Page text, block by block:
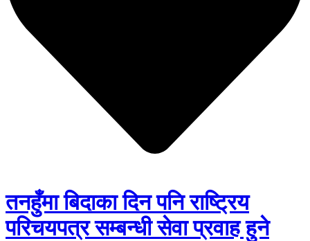
तनहुँमा बिदाका दिन पनि राष्ट्रिय
परिचयपत्र सम्बन्धी सेवा प्रवाह हुने